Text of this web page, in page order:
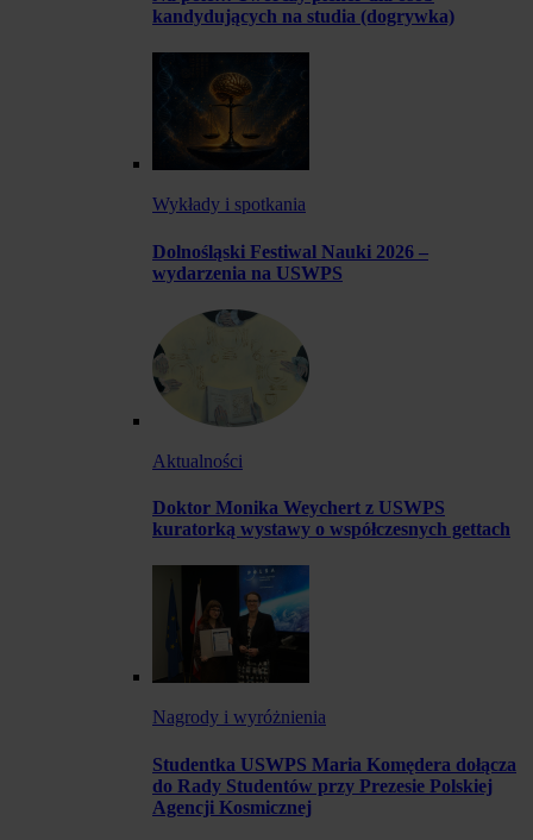
kandydujących na studia (dogrywka)
Wykłady i spotkania
Dolnośląski Festiwal Nauki 2026 –
wydarzenia na USWPS
Aktualności
Doktor Monika Weychert z USWPS
kuratorką wystawy o współczesnych gettach
Nagrody i wyróżnienia
Studentka USWPS Maria Komędera dołącza
do Rady Studentów przy Prezesie Polskiej
Agencji Kosmicznej